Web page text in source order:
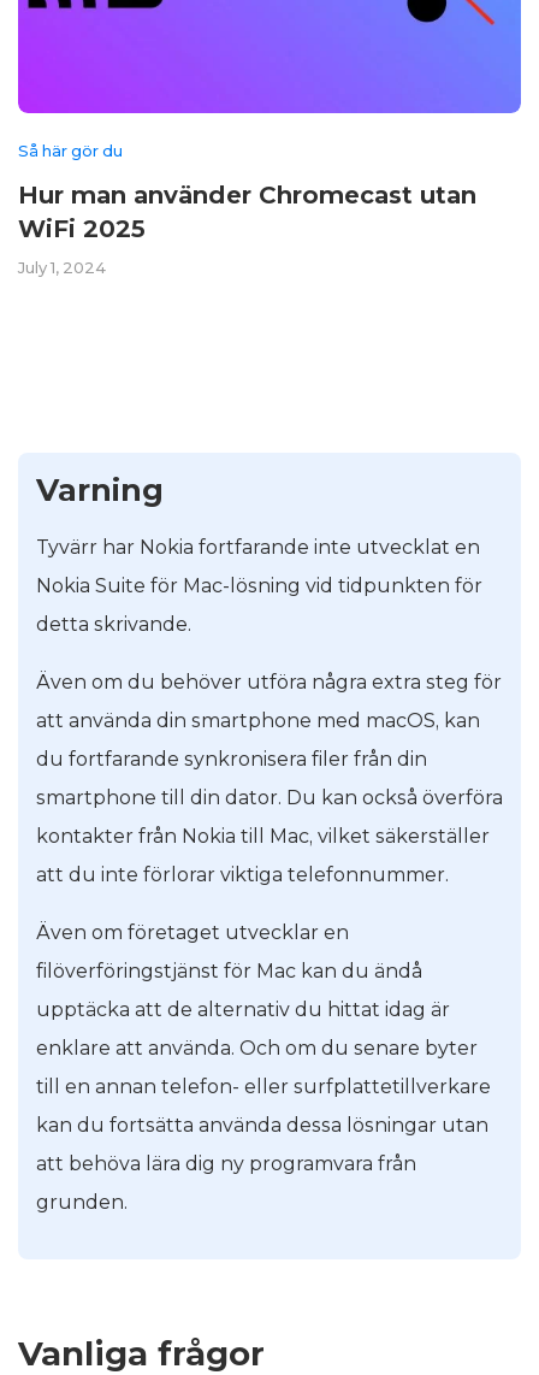
Så här gör du
Hur man använder Chromecast utan
WiFi 2025
July 1, 2024
Varning
Tyvärr har Nokia fortfarande inte utvecklat en
Nokia Suite för Mac-lösning vid tidpunkten för
detta skrivande.
Även om du behöver utföra några extra steg för
att använda din smartphone med macOS, kan
du fortfarande synkronisera filer från din
smartphone till din dator. Du kan också överföra
kontakter från Nokia till Mac, vilket säkerställer
att du inte förlorar viktiga telefonnummer.
Även om företaget utvecklar en
filöverföringstjänst för Mac kan du ändå
upptäcka att de alternativ du hittat idag är
enklare att använda. Och om du senare byter
till en annan telefon- eller surfplattetillverkare
kan du fortsätta använda dessa lösningar utan
att behöva lära dig ny programvara från
grunden.
Vanliga frågor